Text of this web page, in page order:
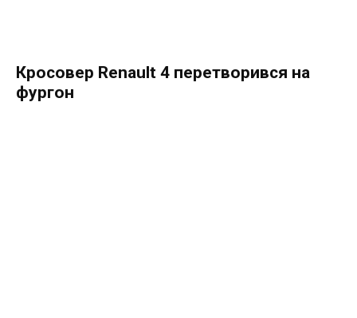
Кросовер Renault 4 перетворився на
фургон